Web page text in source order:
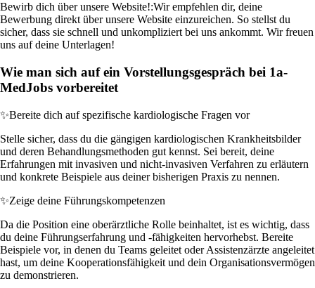
Bewirb dich über unsere Website!:Wir empfehlen dir, deine
Bewerbung direkt über unsere Website einzureichen. So stellst du
sicher, dass sie schnell und unkompliziert bei uns ankommt. Wir freuen
uns auf deine Unterlagen!
Wie man sich auf ein Vorstellungsgespräch bei 1a-
MedJobs vorbereitet
✨Bereite dich auf spezifische kardiologische Fragen vor
Stelle sicher, dass du die gängigen kardiologischen Krankheitsbilder
und deren Behandlungsmethoden gut kennst. Sei bereit, deine
Erfahrungen mit invasiven und nicht-invasiven Verfahren zu erläutern
und konkrete Beispiele aus deiner bisherigen Praxis zu nennen.
✨Zeige deine Führungskompetenzen
Da die Position eine oberärztliche Rolle beinhaltet, ist es wichtig, dass
du deine Führungserfahrung und -fähigkeiten hervorhebst. Bereite
Beispiele vor, in denen du Teams geleitet oder Assistenzärzte angeleitet
hast, um deine Kooperationsfähigkeit und dein Organisationsvermögen
zu demonstrieren.